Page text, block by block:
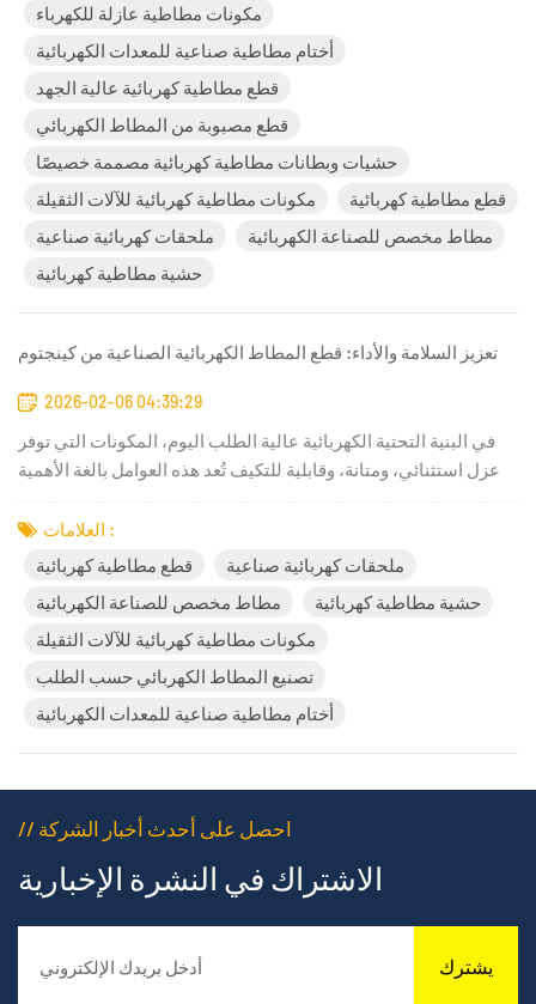
مكونات مطاطية عازلة للكهرباء
أختام مطاطية صناعية للمعدات الكهربائية
قطع مطاطية كهربائية عالية الجهد
قطع مصبوبة من المطاط الكهربائي
حشيات وبطانات مطاطية كهربائية مصممة خصيصًا
مكونات مطاطية كهربائية للآلات الثقيلة
قطع مطاطية كهربائية
ملحقات كهربائية صناعية
مطاط مخصص للصناعة الكهربائية
حشية مطاطية كهربائية
تعزيز السلامة والأداء: قطع المطاط الكهربائية الصناعية من كينجتوم
2026-02-06 04:39:29
في البنية التحتية الكهربائية عالية الطلب اليوم، المكونات التي توفر
عزل استثنائي، ومتانة، وقابلية للتكيف تُعد هذه العوامل بالغة الأهمية
صناعيقطع مطاطية كهربائية توفر هذه المجموعة احتياجات الأداء هذه
العلامات :
قطع مطاطية كهربائية
ملحقات كهربائية صناعية
مطاط مخصص للصناعة الكهربائية
حشية مطاطية كهربائية
مكونات مطاطية كهربائية للآلات الثقيلة
تصنيع المطاط الكهربائي حسب الطلب
أختام مطاطية صناعية للمعدات الكهربائية
// احصل على أحدث أخبار الشركة
الاشتراك في النشرة الإخبارية
يشترك